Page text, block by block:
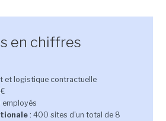
en chiffres
et logistique contractuelle
: 400 sites d'un total de 8